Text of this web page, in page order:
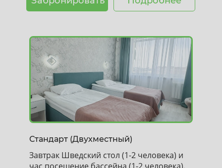
Стандарт (Двухместный)
Завтрак Шведский стол (1-2 человека) и